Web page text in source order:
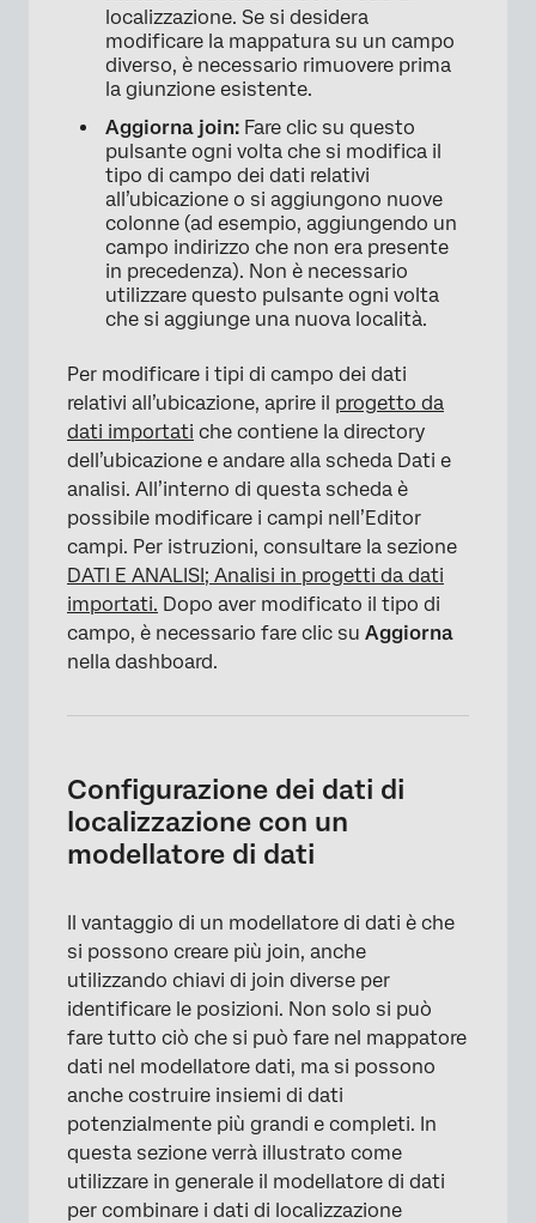
×
localizzazione. Se si desidera
modificare la mappatura su un campo
diverso, è necessario rimuovere prima
la giunzione esistente.
Aggiorna join: Fare clic su questo
pulsante ogni volta che si modifica il
tipo di campo dei dati relativi
all’ubicazione o si aggiungono nuove
colonne (ad esempio, aggiungendo un
campo indirizzo che non era presente
in precedenza). Non è necessario
utilizzare questo pulsante ogni volta
che si aggiunge una nuova località.
Per modificare i tipi di campo dei dati
relativi all’ubicazione, aprire il progetto da
dati importati che contiene la directory
dell’ubicazione e andare alla scheda Dati e
analisi. All’interno di questa scheda è
possibile modificare i campi nell’Editor
campi. Per istruzioni, consultare la sezione
DATI E ANALISI; Analisi in progetti da dati
importati. Dopo aver modificato il tipo di
campo, è necessario fare clic su Aggiorna
nella dashboard.
Configurazione dei dati di
localizzazione con un
modellatore di dati
Il vantaggio di un modellatore di dati è che
si possono creare più join, anche
utilizzando chiavi di join diverse per
identificare le posizioni. Non solo si può
fare tutto ciò che si può fare nel mappatore
dati nel modellatore dati, ma si possono
anche costruire insiemi di dati
potenzialmente più grandi e completi. In
questa sezione verrà illustrato come
utilizzare in generale il modellatore di dati
per combinare i dati di localizzazione